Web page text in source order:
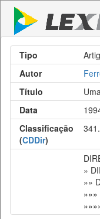
Tipo
Autor
Título
Data
Classificação
(CDDir)
»
»»